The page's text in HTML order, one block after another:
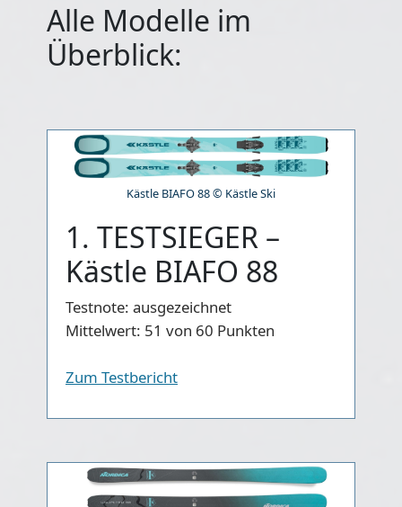
Alle Modelle im
Überblick:
Kästle BIAFO 88 © Kästle Ski
1. TESTSIEGER –
Kästle BIAFO 88
Testnote: ausgezeichnet
Mittelwert: 51 von 60 Punkten
Zum Testbericht